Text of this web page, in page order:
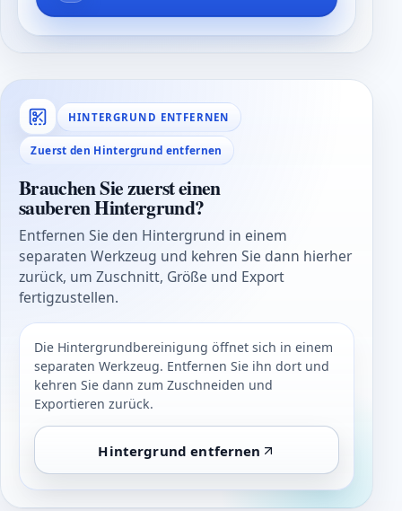
HINTERGRUND ENTFERNEN
Zuerst den Hintergrund entfernen
Brauchen Sie zuerst einen
sauberen Hintergrund?
Entfernen Sie den Hintergrund in einem
separaten Werkzeug und kehren Sie dann hierher
zurück, um Zuschnitt, Größe und Export
fertigzustellen.
Die Hintergrundbereinigung öffnet sich in einem
separaten Werkzeug. Entfernen Sie ihn dort und
kehren Sie dann zum Zuschneiden und
Exportieren zurück.
Hintergrund entfernen